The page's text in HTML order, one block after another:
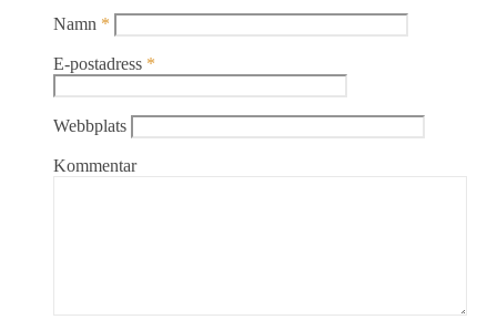
Namn *
E-postadress *
Webbplats
Kommentar